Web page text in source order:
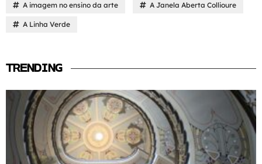
A imagem no ensino da arte A Janela Aberta Collioure
A Linha Verde
TRENDING